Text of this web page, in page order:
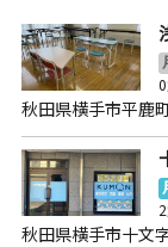
秋田県横手市平鹿
秋田県横手市十文